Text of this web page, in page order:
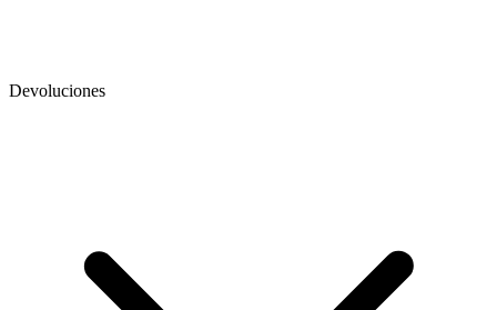
Devoluciones